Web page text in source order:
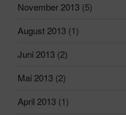
November 2013 (5)
August 2013 (1)
Juni 2013 (2)
Mai 2013 (2)
April 2013 (1)